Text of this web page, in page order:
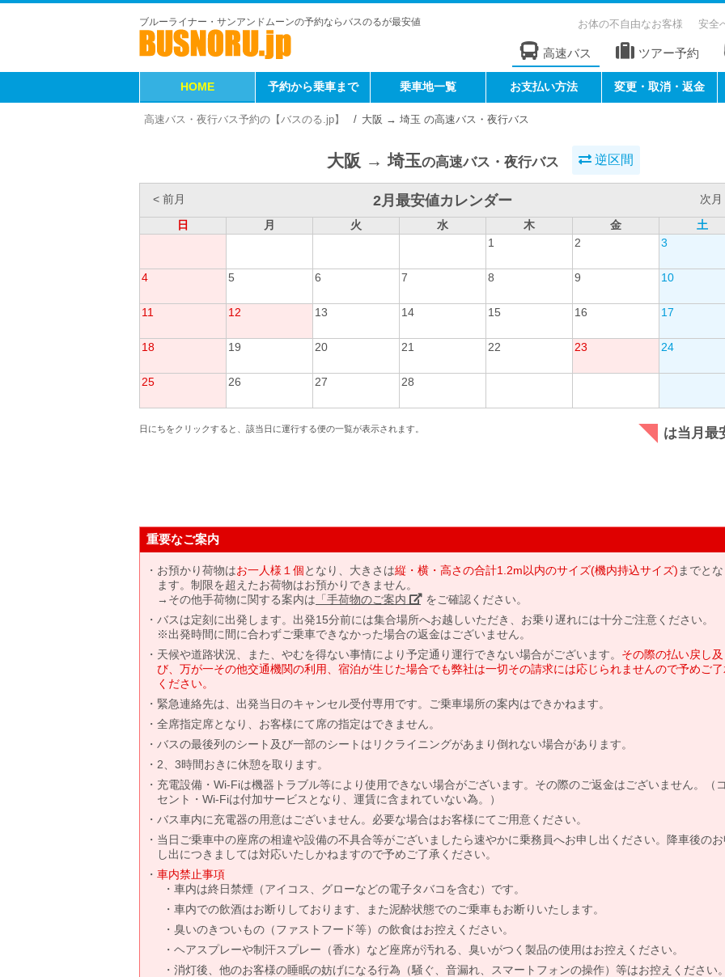
ブルーライナー・サンアンドムーンの予約ならバスのるが最安値 お体の不自由なお客様 安全
高速バス ツアー予約
HOME 予約から乗車まで 乗車地一覧 お支払い方法 変更・取消・返金
高速バス・夜行バス予約の【バスのる.jp】 大阪 → 埼玉 の高速バス・夜行バス
大阪 → 埼玉の高速バス・夜行バス 逆区間
< 前月 2月最安値カレンダー
次月
日
月 火 水 木 金
土
1
2 3
4 5 6 7 8 9 10
11 12 13 14 15 16 17
18 19 20 21 22 23 24
25 26 27 28
日にちをクリックすると、該当日に運行する便の一覧が表示されます。 は当月最
重要なご案内
お預かり荷物はお一人様１個となり、大きさは縦・横・高さの合計1.2m以内のサイズ(機内持込サイズ) までと
ます。制限を超えたお荷物はお預かりできません。
→その他手荷物に関する案内は 「手荷物のご案内」 をご確認ください。
バスは定刻に出発します。出発15分前には集合場所へお越しいただき、お乗り遅れには十分ご注意ください。
※出発時間に間に合わずご乗車できなかった場合の返金はございません。
天候や道路状況、また、やむを得ない事情により予定通り運行できない場合がございます。 その際の払い戻し及
び、万が一その他交通機関の利用、宿泊が生じた場合でも弊社は一切その請求には応じられませんので予めご
ください。
緊急連絡先は、出発当日のキャンセル受付専用です。ご乗車場所の案内はできかねます。
全席指定席となり、お客様にて席の指定はできません。
バスの最後列のシート及び一部のシートはリクライニングがあまり倒れない場合があります。
2、3時間おきに休憩を取ります。
充電設備・Wi-Fiは機器トラブル等により使用できない場合がございます。その際のご返金はございません。（
セント・Wi-Fiは付加サービスとなり、運賃に含まれていない為。）
バス車内に充電器の用意はございません。必要な場合はお客様にてご用意ください。
当日ご乗車中の座席の相違や設備の不具合等がございましたら速やかに乗務員へお申し出ください。降車後の
し出につきましては対応いたしかねますので予めご了承ください。
車内禁止事項
車内は終日禁煙（アイコス、グローなどの電子タバコを含む）です。
車内での飲酒はお断りしております、また泥酔状態でのご乗車もお断りいたします。
臭いのきついもの（ファストフード等）の飲食はお控えください。
ヘアスプレーや制汗スプレー（香水）など座席が汚れる、臭いがつく製品の使用はお控えください。
消灯後、他のお客様の睡眠の妨げになる行為（騒ぐ、音漏れ、スマートフォンの操作）等はお控えください